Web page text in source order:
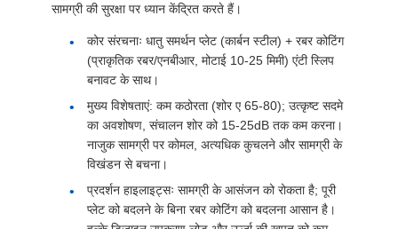
सामग्री की सुरक्षा पर ध्यान केंद्रित करते हैं।
कोर संरचनाः धातु समर्थन प्लेट (कार्बन स्टील) + रबर कोटिंग
(प्राकृतिक रबर/एनबीआर, मोटाई 10-25 मिमी) एंटी स्लिप
बनावट के साथ।
मुख्य विशेषताएं: कम कठोरता (शोर ए 65-80); उत्कृष्ट सदमे
का अवशोषण, संचालन शोर को 15-25dB तक कम करना।
नाजुक सामग्री पर कोमल, अत्यधिक कुचलने और सामग्री के
विखंडन से बचना।
प्रदर्शन हाइलाइट्सः सामग्री के आसंजन को रोकता है; पूरी
प्लेट को बदलने के बिना रबर कोटिंग को बदलना आसान है।